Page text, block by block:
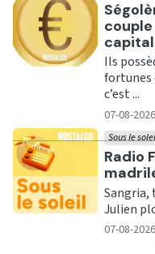
Ils
fortunes
c’est ...
07-08-2026
Radio
Sous le
Sangria,
Julien
07-08-2026